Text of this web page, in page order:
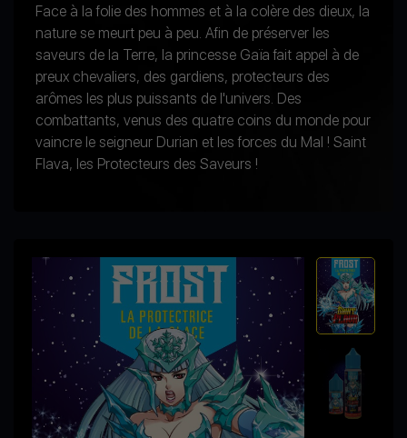
Face à la folie des hommes et à la colère des dieux, la
nature se meurt peu à peu. Afin de préserver les
saveurs de la Terre, la princesse Gaïa fait appel à de
preux chevaliers, des gardiens, protecteurs des
arômes les plus puissants de l'univers. Des
combattants, venus des quatre coins du monde pour
vaincre le seigneur Durian et les forces du Mal ! Saint
Flava, les Protecteurs des Saveurs !